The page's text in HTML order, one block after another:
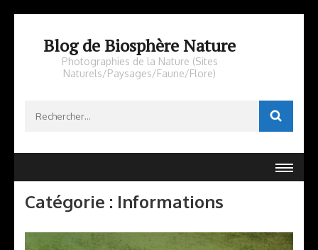
Blog de Biosphère Nature
Photographies de la Nature (Sites
Naturels/Paysages/Faune/Flore)
Catégorie : Informations